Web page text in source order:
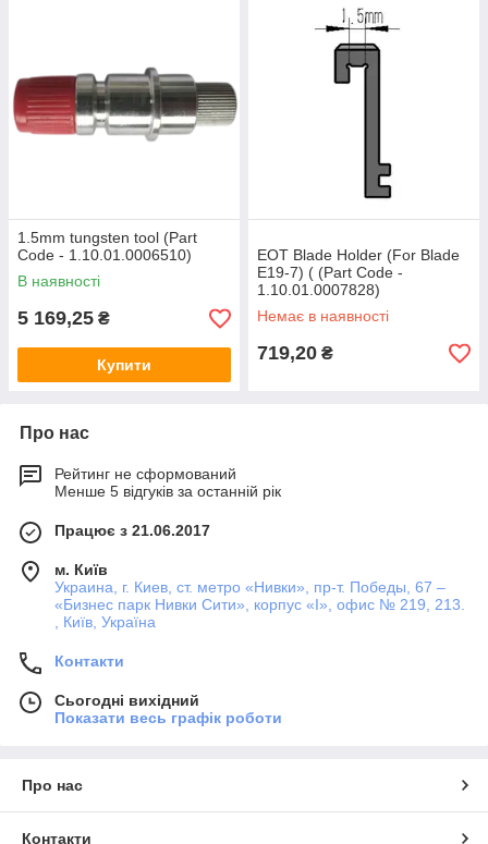
1.5mm tungsten tool (Part
Code - 1.10.01.0006510)
В наявності
5 169,25 ₴
Купити
EOT Blade Holder (For Blade
E19-7) ( (Part Code -
1.10.01.0007828)
Немає в наявності
719,20 ₴
Про нас
Рейтинг не сформований
Менше 5 відгуків за останній рік
Працює з 21.06.2017
м. Київ
Украина, г. Киев, ст. метро «Нивки», пр-т. Победы, 67 –
«Бизнес парк Нивки Сити», корпус «I», офис № 219, 213.
, Київ, Україна
Контакти
Сьогодні вихідний
Показати весь графік роботи
Про нас
Контакти